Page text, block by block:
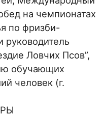
на чемпионатах
по фризби-
руководитель
Ловчих Псов”,
обучающих
человек (г.